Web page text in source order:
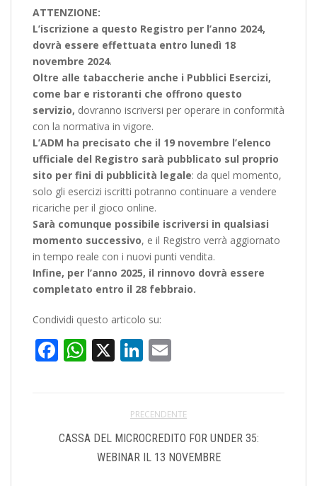
ATTENZIONE:
L’iscrizione a questo Registro per l’anno 2024,
dovrà essere effettuata entro lunedì 18
novembre 2024.
Oltre alle tabaccherie anche i Pubblici Esercizi,
come bar e ristoranti che offrono questo
servizio, dovranno iscriversi per operare in conformità
con la normativa in vigore.
L’ADM ha precisato che il 19 novembre l’elenco
ufficiale del Registro sarà pubblicato sul proprio
sito per fini di pubblicità legale: da quel momento,
solo gli esercizi iscritti potranno continuare a vendere
ricariche per il gioco online.
Sarà comunque possibile iscriversi in qualsiasi
momento successivo, e il Registro verrà aggiornato
in tempo reale con i nuovi punti vendita.
Infine, per l’anno 2025, il rinnovo dovrà essere
completato entro il 28 febbraio.
Condividi questo articolo su:
Facebook
WhatsApp
X LinkedIn
PRECENDENTE
CASSA DEL MICROCREDITO FOR UNDER 35:
WEBINAR IL 13 NOVEMBRE